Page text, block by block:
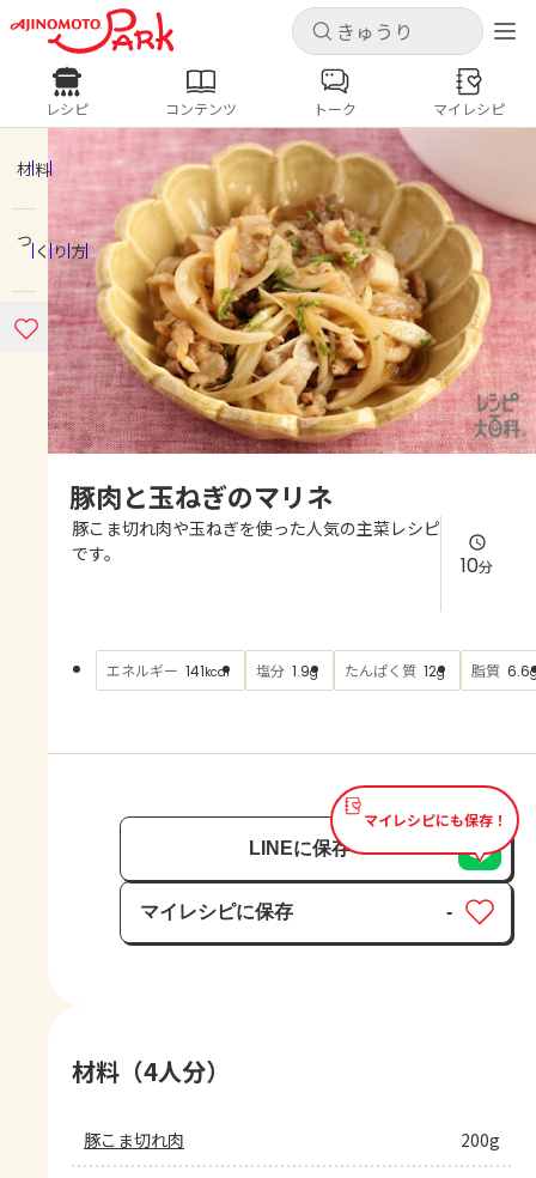
キャンセル
ログインするとレシピを保存できます
ログイン 新規登録
ホーム
コンテンツ
レシピ
よくあるお問い合わせ
AJINOMOTO PARK とは
キャンセル
レシピ コンテンツ
人気の食材・レシピ
きゅうり なす トマト
とうもろこし
ピーマン
みょうが ゴーヤ
レシピ コンテンツ トーク マイレシピ
材料
つくり方
豚肉と玉ねぎのマリネ
豚こま切れ肉や玉ねぎを使った人気の主菜レシピ
です。
10分
エネルギー 141kcal 塩分 1.9g たんぱく質 12g 脂質 6.6
マイレシピにも保存！
LINEに保存
マイレシピに保存
保存済み
-
材料（4人分）
豚こま切れ肉 200g